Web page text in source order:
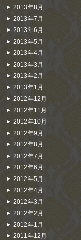
2013年8月
2013年7月
2013年6月
2013年5月
2013年4月
2013年3月
2013年2月
2013年1月
2012年12月
2012年11月
2012年10月
2012年9月
2012年8月
2012年7月
2012年6月
2012年5月
2012年4月
2012年3月
2012年2月
2012年1月
2011年12月